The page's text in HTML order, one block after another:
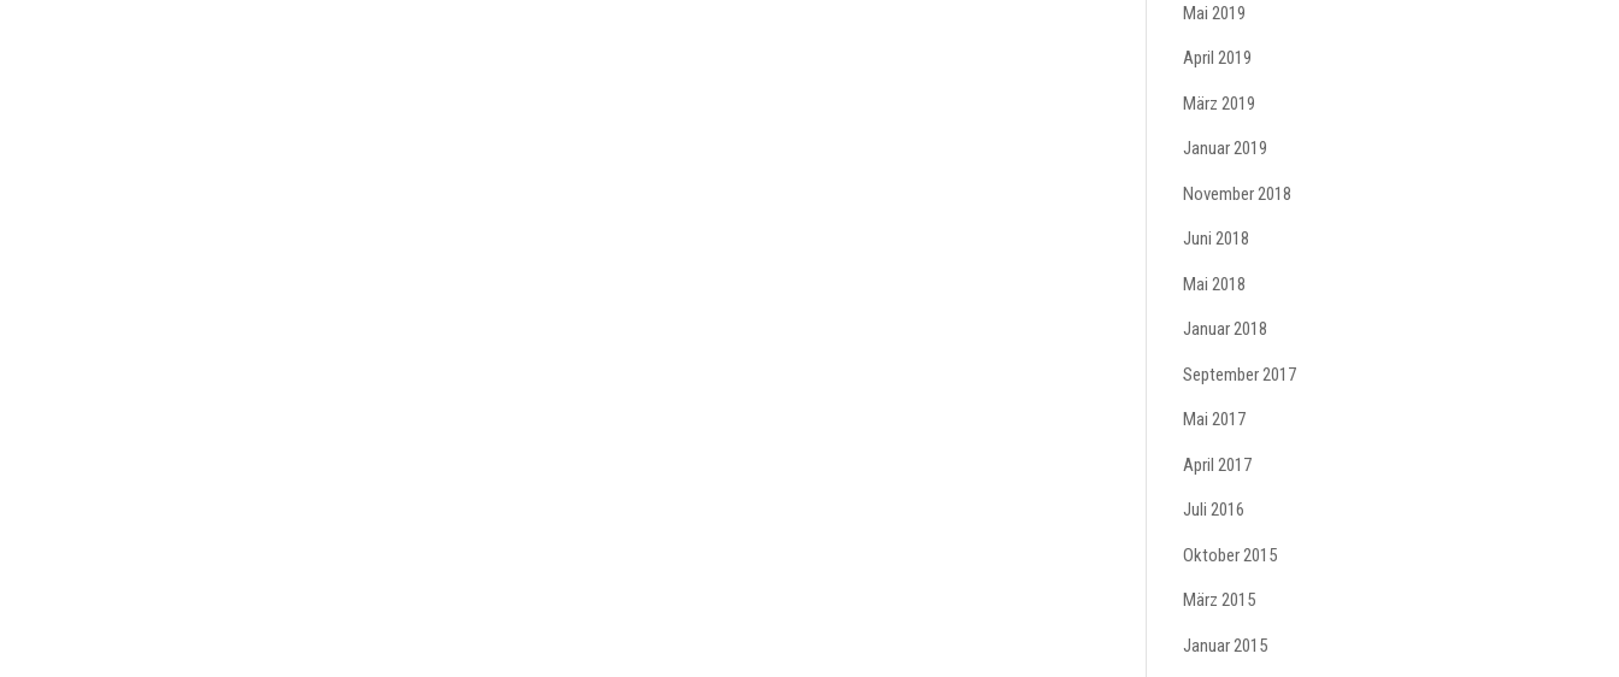
Mai 2019
April 2019
März 2019
Januar 2019
November 2018
Juni 2018
Mai 2018
Januar 2018
September 2017
Mai 2017
April 2017
Juli 2016
Oktober 2015
März 2015
Januar 2015